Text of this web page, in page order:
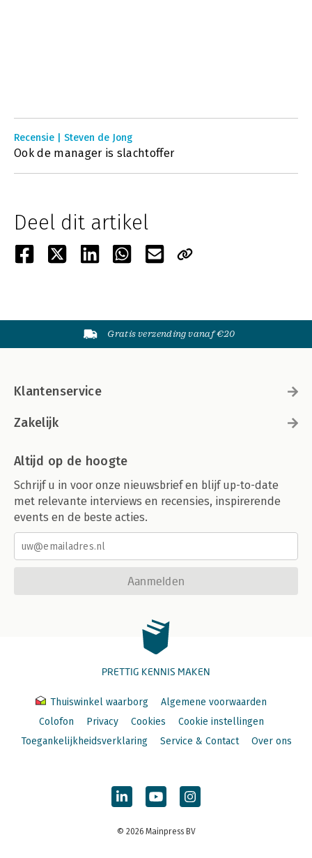
Recensie | Steven de Jong
Ook de manager is slachtoffer
Deel dit artikel
Gratis verzending vanaf €20
Klantenservice
Zakelijk
Altijd op de hoogte
Schrijf u in voor onze nieuwsbrief en blijf up-to-date
met relevante interviews en recensies, inspirerende
events en de beste acties.
Aanmelden
PRETTIG KENNIS MAKEN
Thuiswinkel waarborg
Algemene voorwaarden
Colofon
Privacy Cookies
Cookie instellingen
Toegankelijkheidsverklaring
Service & Contact Over ons
© 2026 Mainpress BV